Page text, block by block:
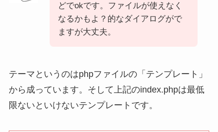
どでokです。ファイルが使えなく
なるかもよ？的なダイアログがで
ますが大丈夫。
テーマというのはphpファイルの「テンプレート」
から成っています。そして上記のindex.phpは最低
限ないといけないテンプレートです。